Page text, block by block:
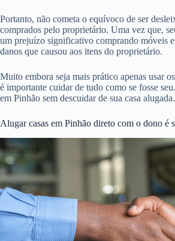
Portanto, não cometa o equívoco de ser
comprados pelo proprietário. Uma vez que,
um prejuízo significativo comprando móveis
danos que causou aos itens do proprietário.
Muito embora seja mais prático apenas usar
é importante cuidar de tudo como se fosse
em Pinhão sem descuidar de sua casa alugada.
Alugar casas em Pinhão direto com o dono é